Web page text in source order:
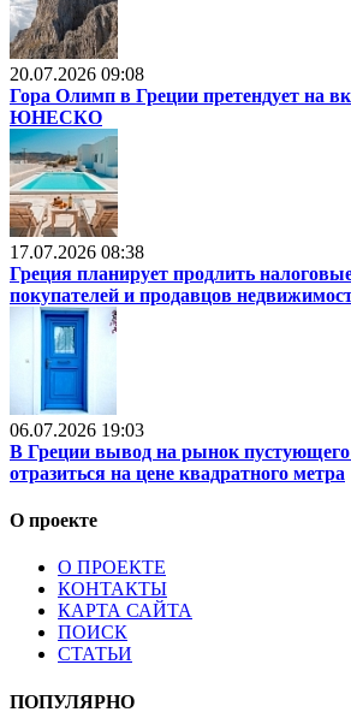
20.07.2026 09:08
Гора Олимп в Греции претендует на
ЮНЕСКО
17.07.2026 08:38
Греция планирует продлить
покупателей и продавцов
06.07.2026 19:03
В Греции вывод на рынок
отразиться на цене квадратного метра
О проекте
О ПРОЕКТЕ
КОНТАКТЫ
КАРТА САЙТА
ПОИСК
СТАТЬИ
ПОПУЛЯРНО